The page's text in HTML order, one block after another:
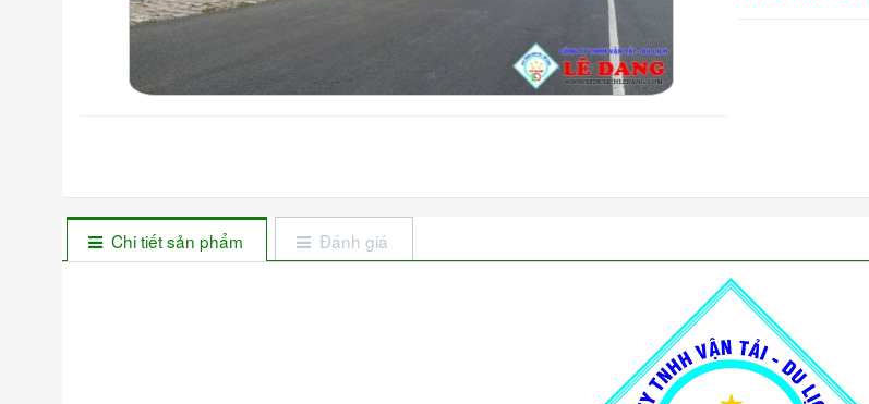
Chi tiết sản phẩm Đánh giá